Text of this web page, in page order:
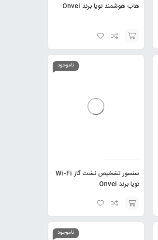
هاب هوشمند تویا برند Onvei
انتخاب
ناموجود
سنسور تشخیص نشت گاز Wi-Fi
تویا برند Onvei
انتخاب
ناموجود